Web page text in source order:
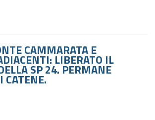
CAMMARATA E
LIBERATO IL
SP 24. PERMANE
CATENE.